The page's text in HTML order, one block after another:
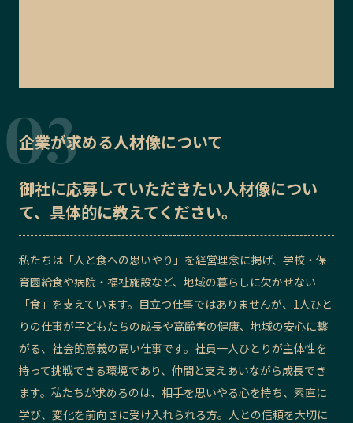
企業が求める人材像について
御社に応募していただきたい人材像につい
て、具体的に教えてください。
私たちは「人と食への思いやり」を経営理念に掲げ、学校・保
育園給食や病院・福祉施設など、地域の暮らしに欠かせない
「食」を支えています。目立つ仕事ではありませんが、1人ひと
りの仕事が子どもたちの成長や高齢者の健康、地域の安心に繋
がる、社会的意義の高い仕事です。社員一人ひとりが主体性を
持って挑戦できる環境であり、仲間と支えあいながら成長でき
ます。私たちが求めるのは、相手を思いやる心を持ち、素直に
学び、変化を前向きに受け入れられる方。人との信頼を大切に